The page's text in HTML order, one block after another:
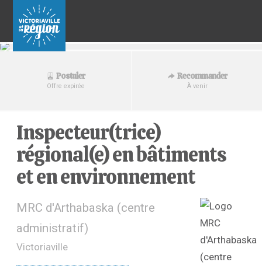
Postuler
Offre expirée
Recommander
À venir
Inspecteur(trice)
régional(e) en bâtiments
et en environnement
MRC d'Arthabaska (centre
administratif)
Victoriaville